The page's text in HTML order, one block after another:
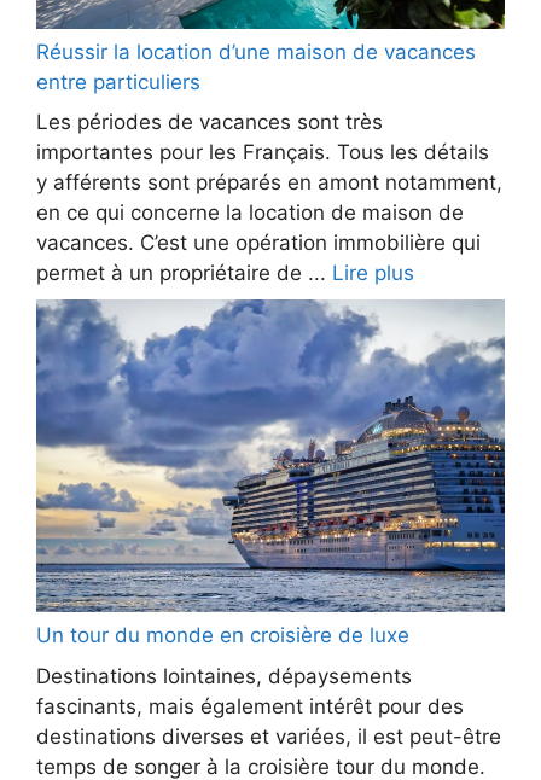
Réussir la location d’une maison de vacances
entre particuliers
Les périodes de vacances sont très
importantes pour les Français. Tous les détails
y afférents sont préparés en amont notamment,
en ce qui concerne la location de maison de
vacances. C’est une opération immobilière qui
permet à un propriétaire de ... Lire plus
Un tour du monde en croisière de luxe
Destinations lointaines, dépaysements
fascinants, mais également intérêt pour des
destinations diverses et variées, il est peut-être
temps de songer à la croisière tour du monde.